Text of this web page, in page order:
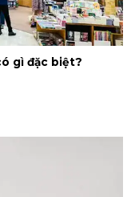
gì đặc biệt?